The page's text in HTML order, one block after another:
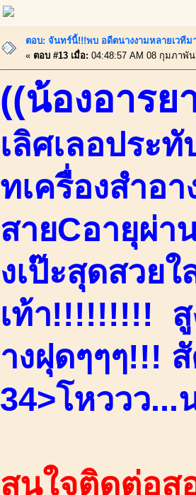
ตอบ: จันทร์นี้!!!พบ อดีตนางงามหลายเวที
« ตอบ #13 เมื่อ: 04:48:57 AM 08 กุมภาพั
((น้องอารย
เลิศเลอประ
ทเครื่องสำอ
สายCอายุผ่า
งเป๊ะสุดสวย
เท้า!!!!!!!!! สู
างฝุดๆๆๆ!!!
34>โหววว
สนใจติดต่อส